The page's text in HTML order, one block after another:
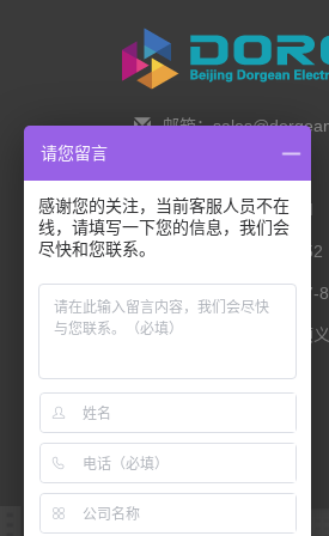
邮箱：
电话：0l0-5286777I
手机：138 1111 I452
传真：0I0-8235l027-
联系地址：北京市顺
请您留言
感谢您的关注，当前客服人员不在
线，请填写一下您的信息，我们会
尽快和您联系。